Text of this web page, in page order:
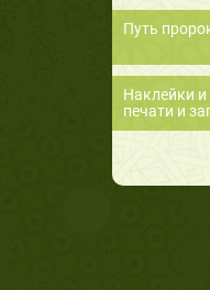
Путь
Наклейки
печати и